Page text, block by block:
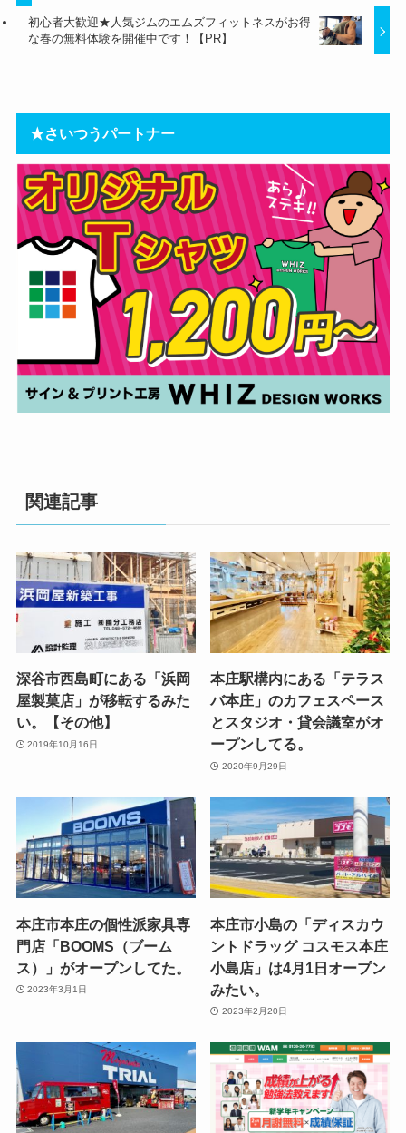
初心者大歓迎★人気ジムのエムズフィットネスがお得
な春の無料体験を開催中です！【PR】
★さいつうパートナー
関連記事
深谷市西島町にある「浜岡
屋製菓店」が移転するみた
い。【その他】
2019年10月16日
本庄駅構内にある「テラス
バ本庄」のカフェスペース
とスタジオ・貸会議室がオ
ープンしてる。
2020年9月29日
本庄市本庄の個性派家具専
門店「BOOMS（ブーム
ス）」がオープンしてた。
2023年3月1日
本庄市小島の「ディスカウ
ントドラッグ コスモス本庄
小島店」は4月1日オープン
みたい。
2023年2月20日